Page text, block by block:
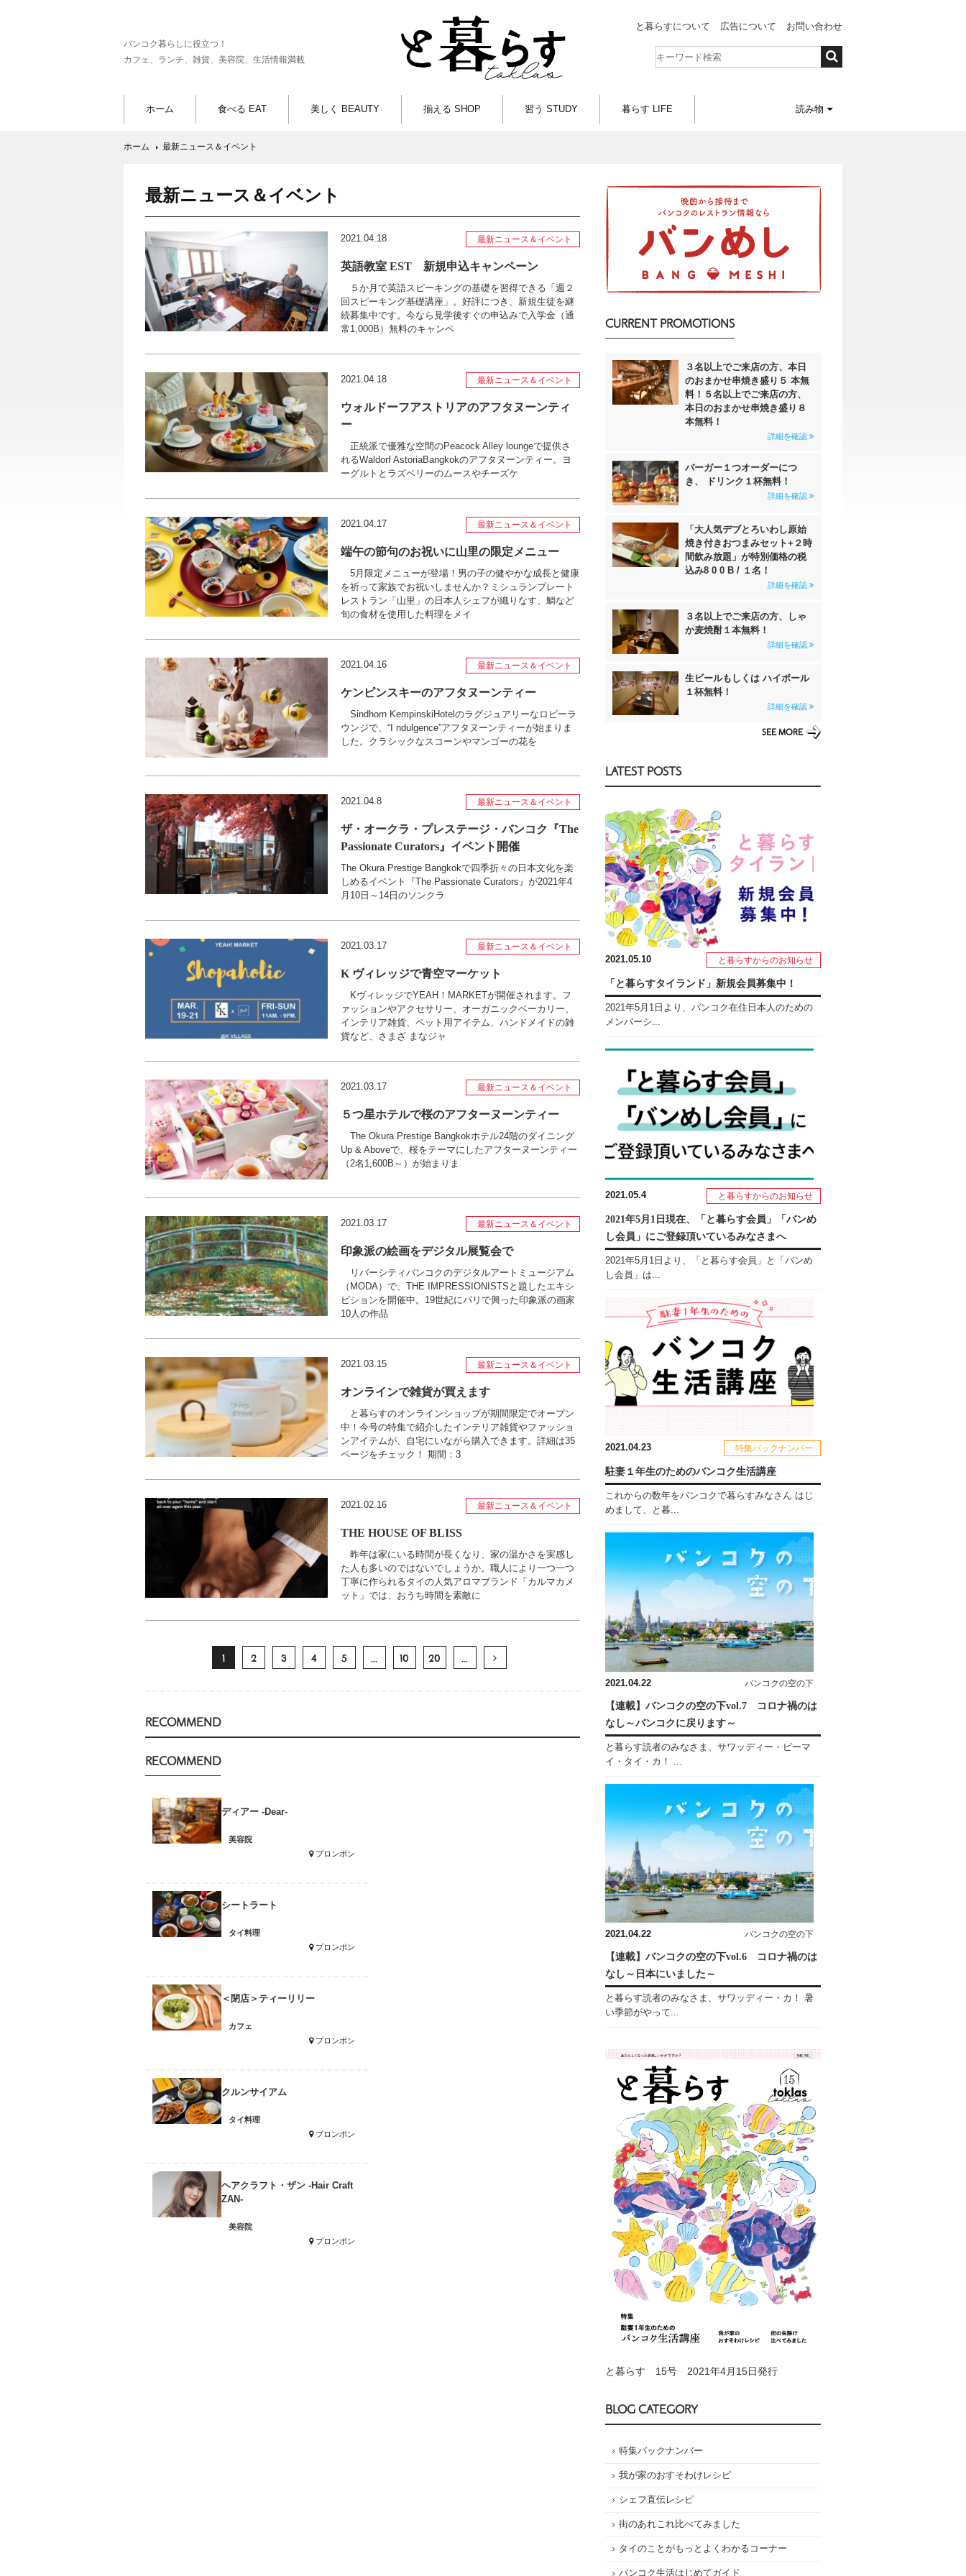
バンコク暮らしに役立つ！
カフェ、ランチ、雑貨、美容院、生活情報満載
と暮らすについて 広告について お問い合わせ
ホーム 食べる EAT 美しく BEAUTY 揃える SHOP 習う STUDY 暮らす LIFE 読み物
ホーム 最新ニュース＆イベント
最新ニュース＆イベント
2021.04.18 最新ニュース＆イベント
英語教室 EST 新規申込キャンペーン
５か月で英語スピーキングの基礎を習得できる「週２
回スピーキング基礎講座」。好評につき、新規生徒を継
続募集中です。今なら見学後すぐの申込みで入学金（通
常1,000B）無料のキャンペ
2021.04.18 最新ニュース＆イベント
ウォルドーフアストリアのアフタヌーンティ
ー
正統派で優雅な空間のPeacock Alley loungeで提供さ
れるWaldorf AstoriaBangkokのアフタヌーンティー。ヨ
ーグルトとラズベリーのムースやチーズケ
2021.04.17 最新ニュース＆イベント
端午の節句のお祝いに山里の限定メニュー
5月限定メニューが登場！男の子の健やかな成長と健康
を祈って家族でお祝いしませんか？ミシュランプレート
レストラン「山里」の日本人シェフが織りなす、鯛など
旬の食材を使用した料理をメイ
2021.04.16 最新ニュース＆イベント
ケンピンスキーのアフタヌーンティー
Sindhorn KempinskiHotelのラグジュアリーなロビーラ
ウンジで、“I ndulgence”アフタヌーンティーが始まりま
した。クラシックなスコーンやマンゴーの花を
2021.04.8 最新ニュース＆イベント
ザ・オークラ・プレステージ・バンコク『The
Passionate Curators』イベント開催
The Okura Prestige Bangkokで四季折々の日本文化を楽
しめるイベント『The Passionate Curators』が2021年4
月10日～14日のソンクラ
2021.03.17 最新ニュース＆イベント
K ヴィレッジで青空マーケット
KヴィレッジでYEAH！MARKETが開催されます。フ
ァッションやアクセサリー、オーガニックベーカリー、
インテリア雑貨、ペット用アイテム、ハンドメイドの雑
貨など、さまざ まなジャ
2021.03.17 最新ニュース＆イベント
５つ星ホテルで桜のアフターヌーンティー
The Okura Prestige Bangkokホテル24階のダイニング
Up & Aboveで、桜をテーマにしたアフターヌーンティー
（2名1,600B～）が始まりま
2021.03.17 最新ニュース＆イベント
印象派の絵画をデジタル展覧会で
リバーシティバンコクのデジタルアートミュージアム
（MODA）で、THE IMPRESSIONISTSと題したエキシ
ビションを開催中。19世紀にパリで興った印象派の画家
10人の作品
2021.03.15 最新ニュース＆イベント
オンラインで雑貨が買えます
と暮らすのオンラインショップが期間限定でオープン
中！今号の特集で紹介したインテリア雑貨やファッショ
ンアイテムが、自宅にいながら購入できます。詳細は35
ページをチェック！ 期間：3
2021.02.16 最新ニュース＆イベント
THE HOUSE OF BLISS
昨年は家にいる時間が長くなり、家の温かさを実感し
た人も多いのではないでしょうか。職人により一つ一つ
丁寧に作られるタイの人気アロマブランド「カルマカメ
ット」では、おうち時間を素敵に
1 2 3 4 5 ... 10 20 ...
RECOMMEND
RECOMMEND
ディアー -Dear-
美容院
プロンポン
シートラート
タイ料理
プロンポン
＜閉店＞ティーリリー
カフェ
プロンポン
クルンサイアム
タイ料理
プロンポン
ヘアクラフト・ザン -Hair Craft
ZAN-
美容院
プロンポン
CURRENT PROMOTIONS
３名以上でご来店の方、本日
のおまかせ串焼き盛り５ 本無
料！５名以上でご来店の方、
本日のおまかせ串焼き盛り８
本無料！
詳細を確認
バーガー１つオーダーにつ
き、 ドリンク１杯無料！
詳細を確認
「大人気デブとろいわし原始
焼き付きおつまみセット+２時
間飲み放題」が特別価格の税
込み8 0 0 B / １名！
詳細を確認
３名以上でご来店の方、しゃ
か麦焼酎１本無料！
詳細を確認
生ビールもしくは ハイボール
１杯無料！
詳細を確認
SEE MORE
LATEST POSTS
2021.05.10 と暮らすからのお知らせ
「と暮らすタイランド」新規会員募集中！
2021年5月1日より、バンコク在住日本人のための
メンバーシ...
2021.05.4 と暮らすからのお知らせ
2021年5月1日現在、「と暮らす会員」「バンめ
し会員」にご登録頂いているみなさまへ
2021年5月1日より、「と暮らす会員」と「バンめ
し会員」は...
2021.04.23 特集バックナンバー
駐妻１年生のためのバンコク生活講座
これからの数年をバンコクで暮らすみなさん はじ
めまして、と暮...
2021.04.22 バンコクの空の下
【連載】バンコクの空の下vol.7 コロナ禍のは
なし～バンコクに戻ります～
と暮らす読者のみなさま、サワッディー・ピーマ
イ・タイ・カ！ ...
2021.04.22 バンコクの空の下
【連載】バンコクの空の下vol.6 コロナ禍のは
なし～日本にいました～
と暮らす読者のみなさま、サワッディー・カ！ 暑
い季節がやって...
と暮らす 15号 2021年4月15日発行
BLOG CATEGORY
特集バックナンバー
我が家のおすそわけレシピ
シェフ直伝レシピ
街のあれこれ比べてみました
タイのことがもっとよくわかるコーナー
バンコク生活はじめてガイド